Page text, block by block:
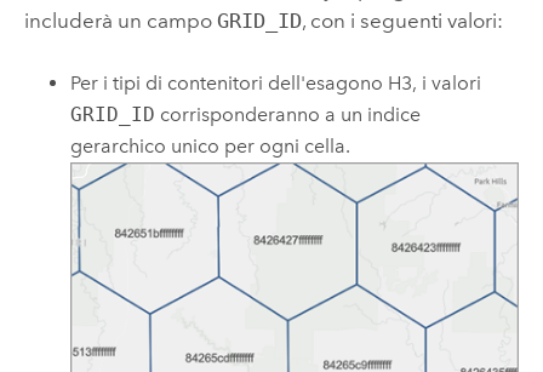
includerà un campo GRID_ID, con i seguenti valori:
Per i tipi di contenitori dell'esagono H3, i valori
GRID_ID corrisponderanno a un indice
gerarchico unico per ogni cella.